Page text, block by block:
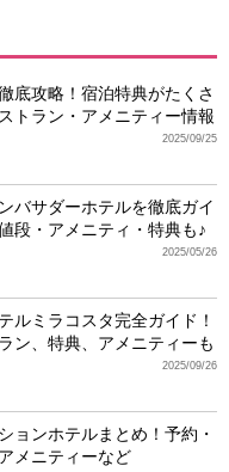
底攻略！宿泊特典がたくさ
トラン・アメニティー情報
2025/09/25
バサダーホテルを徹底ガイ
段・アメニティ・特典も♪
2025/05/26
ルミラコスタ完全ガイド！
ン、特典、アメニティーも
2025/09/26
ョンホテルまとめ！予約・
メニティーなど